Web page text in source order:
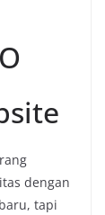
dengan
tapi